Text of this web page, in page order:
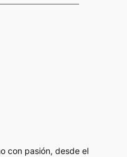
con pasión, desde el